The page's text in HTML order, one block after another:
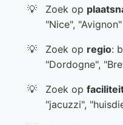
Zoek op
"Nice", "Avignon"
Zoek op regio:
"Dordogne",
Zoek op
"jacuzzi",